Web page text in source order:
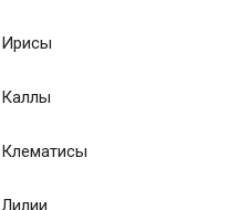
Ирисы
Каллы
Клематисы
Лилии